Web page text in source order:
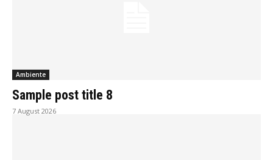
Ambiente
Sample post title 8
7 August 2026